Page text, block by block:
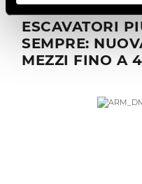
NASCE LA
ESCAVATORI
SEMPRE:
MEZZI FINO A